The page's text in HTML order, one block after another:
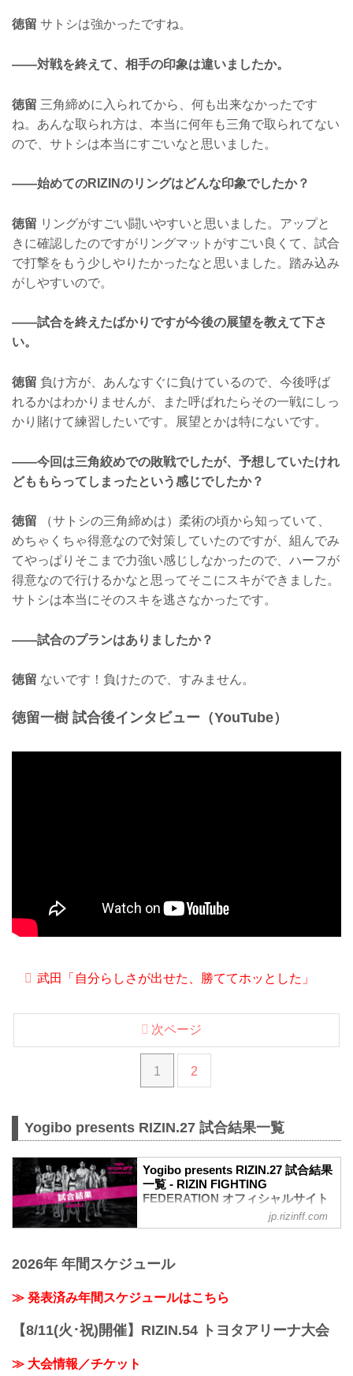
徳留 サトシは強かったですね。
——対戦を終えて、相手の印象は違いましたか。
徳留 三角締めに入られてから、何も出来なかったです
ね。あんな取られ方は、本当に何年も三角で取られてない
ので、サトシは本当にすごいなと思いました。
——始めてのRIZINのリングはどんな印象でしたか？
徳留 リングがすごい闘いやすいと思いました。アップと
きに確認したのですがリングマットがすごい良くて、試合
で打撃をもう少しやりたかったなと思いました。踏み込み
がしやすいので。
——試合を終えたばかりですが今後の展望を教えて下さ
い。
徳留 負け方が、あんなすぐに負けているので、今後呼ば
れるかはわかりませんが、また呼ばれたらその一戦にしっ
かり賭けて練習したいです。展望とかは特にないです。
——今回は三角絞めでの敗戦でしたが、予想していたけれ
どももらってしまったという感じでしたか？
徳留 （サトシの三角締めは）柔術の頃から知っていて、
めちゃくちゃ得意なので対策していたのですが、組んでみ
てやっぱりそこまで力強い感じしなかったので、ハーフが
得意なので行けるかなと思ってそこにスキができました。
サトシは本当にそのスキを逃さなかったです。
——試合のプランはありましたか？
徳留 ないです！負けたので、すみません。
徳留一樹 試合後インタビュー（YouTube）
武田「自分らしさが出せた、勝ててホッとした」
1 2
次ページ
Yogibo presents RIZIN.27 試合結果一覧
Yogibo presents RIZIN.27 試合結果
一覧 - RIZIN FIGHTING
FEDERATION オフィシャルサイト
第14試合 女子スーパーアトム級タイトル
3R（49.0kg）
（WIN）浜崎朱加 vs. 浅倉カンナ
3R 判定 （2-1）
≫ 試合結果詳細
jp.rizinff.com
2026年 年間スケジュール
≫ 発表済み年間スケジュールはこちら
【8/11(火･祝)開催】RIZIN.54 トヨタアリーナ大会
≫ 大会情報／チケット